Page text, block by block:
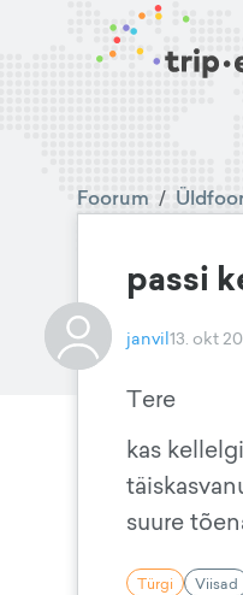
Foorum /
passi
janvil13. okt
Tere
kas
suure
Türgi Viisad